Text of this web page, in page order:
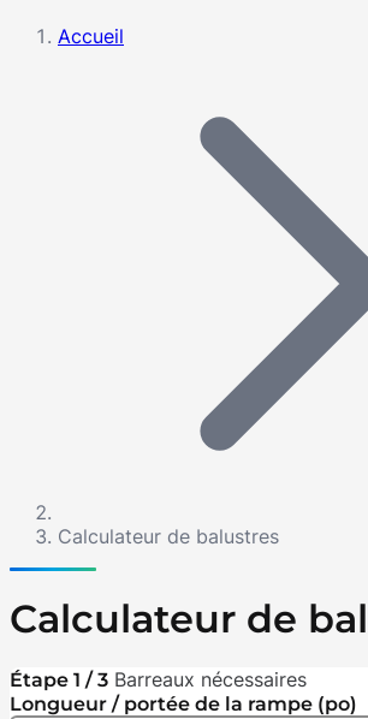
Accueil
Calculateur de balustres
Calculateur de
Étape 1 / 3 Barreaux nécessaires
Longueur / portée de la rampe (po)